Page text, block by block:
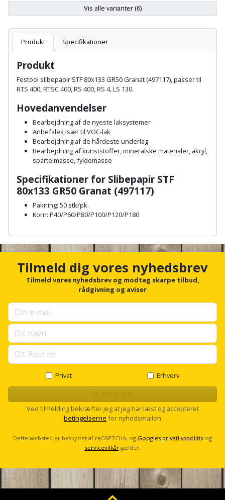
Fugtsikring
Garageport
Gelænder
Gips
Grundmursplader
Hardieplank
brædder
Isolering
Komposit
terrassebrædder
Lecablokke
fundablokke
Lofter
Lofttrapper
Murbinder
og
murfolie
Radonsikring
Fugepistol
og
skumpistol
Gevindskærer
Gipsværktøj
Glasløfter
Glasskærer
Hæftepistol
og
hammer
Høvl
Kiler
Kniv
og
hobbykniv
Landmålerstok
Løfteudstyr
Målebånd
Bindemaskine
Bits
Bor
Bordrundsav
Bore-
Borehammer
Boremaskinetilbehør
Diamantskæremaskine
Diamantslibertilbehør
Dykkerpistol
Dyksav
Excentersliber
Excenterslibertilbehør
Fedtsprøjte
Føringsskinne
Motorenhed
Motorsav
og
kædesav
Motorsav
og
kædesav
tilbehør
Pælebor
Plæneklipper
Plæneklipper
tilbehør
Robotplæneklipper
Robotplæneklipper
tilbehør
Vandpumpe
Vertikalskærer
/
mosfjerner
Vinduesvasker
Brænde
Brændeovn
Brandslukker
Brugskunst
Camping
Damprengøring
Dørmåtte
Dørrist
Drivhus
Elartikler
Flagstænger
hus
og
have
Fuglefoderhus
Garderobe
opbevaring
Gavekort
Grill
og
kajak
og
afrensning
Spartelmasse
væg
Tape
og
fittings
Ventilation
og
indeklima
Guides
Gaveideer
Aktiviteter
Vis alle varianter (6)
Produkt Specifikationer
Produkt
Festool slibepapir STF 80x133 GR50 Granat (497117), passer til
RTS 400, RTSC 400, RS 400, RS 4, LS 130.
Hovedanvendelser
Bearbejdning af de nyeste laksystemer
Anbefales især til VOC-lak
Bearbejdning af de hårdeste underlag
Bearbejdning af kunststoffer, mineralske materialer, akryl,
spartelmasse, fyldemasse
Specifikationer for Slibepapir STF
80x133 GR50 Granat (497117)
Pakning: 50 stk/pk.
Korn: P40/P60/P80/P100/P120/P180
c
r
u
p
s
e
l
l
c
o
Tilmeld dig vores nyhedsbrev
Tilmeld vores nyhedsbrev og modtag skarpe tilbud,
rådgivning og aviser
Privat Erhverv
Ved tilmelding bekræfter jeg at jeg har læst og accepteret
betingelserne for nyhedsmailen
Dette websted er beskyttet af reCAPTCHA, og Googles privatlivspolitik og
servicevilkårgælder.